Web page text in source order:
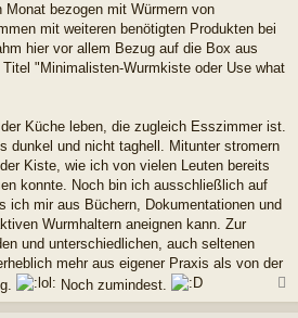
bezogen mit Würmern von
mit weiteren benötigten Produkten bei
hier vor allem Bezug auf die Box aus
"Minimalisten-Wurmkiste oder Use what
Küche leben, die zugleich Esszimmer ist.
dunkel und nicht taghell. Mitunter stromern
Kiste, wie ich von vielen Leuten bereits
konnte. Noch bin ich ausschließlich auf
ich mir aus Büchern, Dokumentationen und
Wurmhaltern aneignen kann. Zur
und unterschiedlichen, auch seltenen
mehr aus eigener Praxis als von der
Noch zumindest.
a